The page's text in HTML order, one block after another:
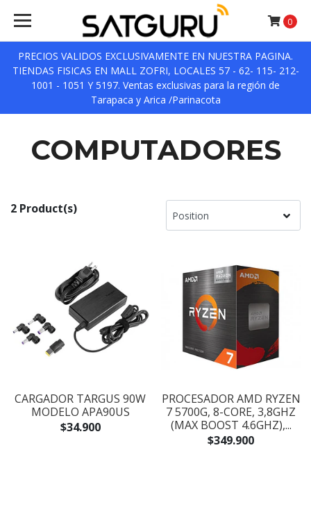
PRECIOS VALIDOS EXCLUSIVAMENTE EN NUESTRA PAGINA.
TIENDAS FISICAS EN MALL ZOFRI, LOCALES 57 - 62- 115- 212-
1001 - 1051 Y 5197. Ventas exclusivas para la región de
Tarapaca y Arica /Parinacota
0
COMPUTADORES
2 Product(s)
CARGADOR TARGUS 90W
MODELO APA90US
$34.900
PROCESADOR AMD RYZEN
7 5700G, 8-CORE, 3,8GHZ
(MAX BOOST 4.6GHZ),...
$349.900